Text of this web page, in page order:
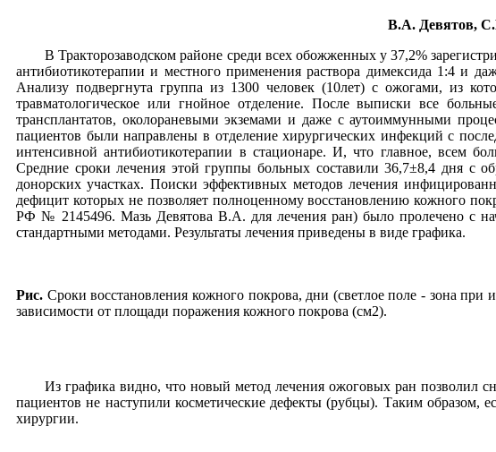
В.А. Девятов,
В Тракторозаводском районе среди всех обожженных у 37,2%
антибиотикотерапии и местного применения раствора димексида 1:4 и
Анализу подвергнута группа из 1300 человек (10лет) с ожогами, из
травматологическое или гнойное отделение. После выписки все
трансплантатов, околораневыми экземами и даже с аутоиммунными
пациентов были направлены в отделение хирургических инфекций с
интенсивной антибиотикотерапии в стационаре. И, что главное, всем
Средние сроки лечения этой группы больных составили 36,7±8,4 дня с
донорских участках. Поиски эффективных методов лечения
дефицит которых не позволяет полноценному восстановлению кожного
РФ № 2145496. Мазь Девятова В.А. для лечения ран) было пролечено с
стандартными методами. Результаты лечения приведены в виде графика.
Рис. Сроки восстановления кожного покрова, дни (светлое поле - зона
зависимости от площади поражения кожного покрова (см2).
Из графика видно, что новый метод лечения ожоговых ран позволил
пациентов не наступили косметические дефекты (рубцы). Таким образом,
хирургии.